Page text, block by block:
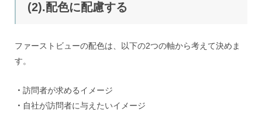
(2).配色に配慮する
ファーストビューの配色は、以下の2つの軸から考えて決めま
す。
・ 訪問者が求めるイメージ
・ 自社が訪問者に与えたいイメージ